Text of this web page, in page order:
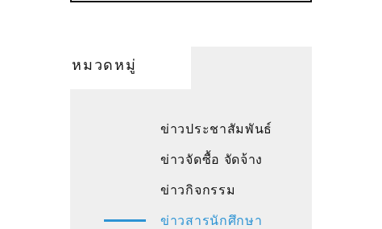
หมวดหมู่
ข่าวประชาสัมพันธ์
ข่าวจัดซื้อ จัดจ้าง
ข่าวกิจกรรม
ข่าวสารนักศึกษา